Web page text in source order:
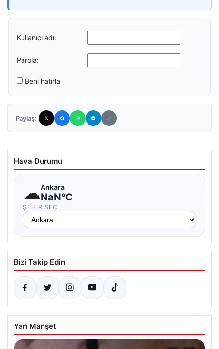
Kullanıcı adı:
Parola:
Beni hatırla
Paylaş:
Hava Durumu
☁Ankara
NaN°C
ŞEHIR SEÇ
Bizi Takip Edin
Yan Manşet